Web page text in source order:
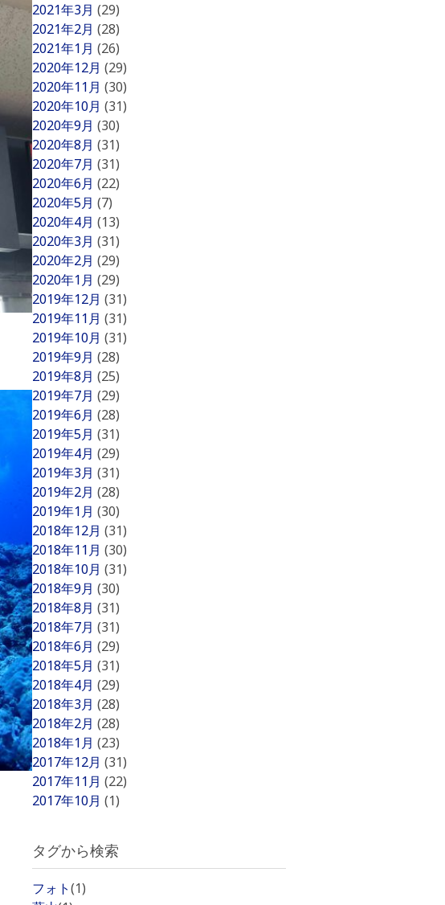
2021年3月 (29)
2021年2月 (28)
2021年1月 (26)
2020年12月 (29)
2020年11月 (30)
2020年10月 (31)
2020年9月 (30)
2020年8月 (31)
2020年7月 (31)
2020年6月 (22)
2020年5月 (7)
2020年4月 (13)
2020年3月 (31)
2020年2月 (29)
2020年1月 (29)
2019年12月 (31)
2019年11月 (31)
2019年10月 (31)
2019年9月 (28)
2019年8月 (25)
2019年7月 (29)
2019年6月 (28)
2019年5月 (31)
2019年4月 (29)
2019年3月 (31)
2019年2月 (28)
2019年1月 (30)
2018年12月 (31)
2018年11月 (30)
2018年10月 (31)
2018年9月 (30)
2018年8月 (31)
2018年7月 (31)
2018年6月 (29)
2018年5月 (31)
2018年4月 (29)
2018年3月 (28)
2018年2月 (28)
2018年1月 (23)
2017年12月 (31)
2017年11月 (22)
2017年10月 (1)
タグから検索
フォト(1)